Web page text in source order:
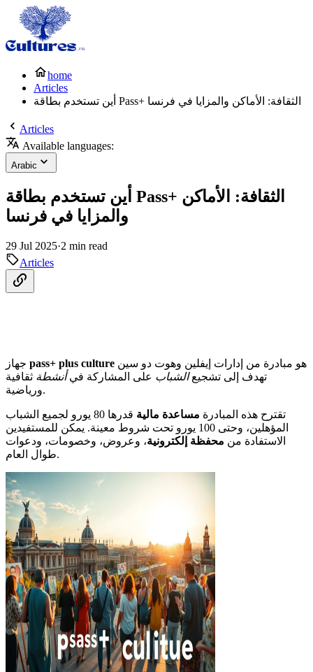
home
Articles
أين تستخدم بطاقة Pass+ الثقافة: الأماكن والمزايا في فرنسا
Articles
Available languages:
Arabic
أين تستخدم بطاقة Pass+ الثقافة: الأماكن
والمزايا في فرنسا
29 Jul 2025·2 min read
Articles
pass+ plus culture
تهدف إلى تشجيعالشباب على المشاركة فيأنشطة ثقافية
ورياضية.
تقترح هذه المبادرة مساعدة مالية
قدرها 80 يورو لجميع الشباب
المؤهلين، وحتى 100 يورو تحت شروط معينة. يمكن للمستفيدين
الاستفادة من محفظة إلكترونية، وعروض، وخصومات، ودعوات
طوال العام.